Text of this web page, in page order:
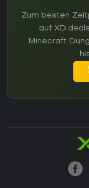
Zum besten
auf
Minecraft